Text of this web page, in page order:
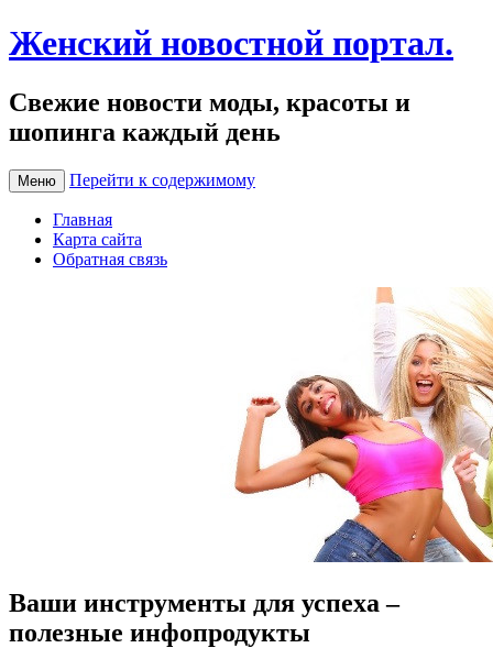
Женский новостной портал.
Свежие новости моды, красоты и
шопинга каждый день
Меню Перейти к содержимому
Главная
Карта сайта
Обратная связь
Ваши инструменты для успеха –
полезные инфопродукты